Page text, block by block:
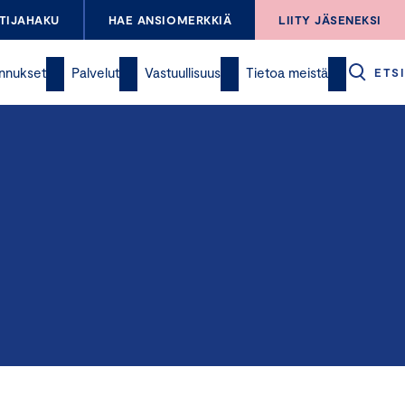
HAE ANSIOMERKKIÄ LIITY JÄSENEKSI
Palvelut Vastuullisuus Tietoa meistä ETSI